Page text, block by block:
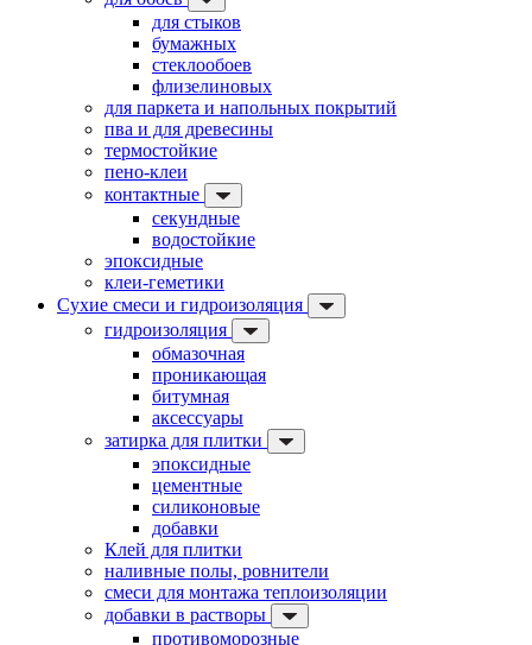
для стыков
бумажных
стеклообоев
флизелиновых
для паркета и напольных покрытий
пва и для древесины
термостойкие
пено-клеи
контактные
секундные
водостойкие
эпоксидные
клеи-геметики
Сухие смеси и гидроизоляция
гидроизоляция
обмазочная
проникающая
битумная
аксессуары
затирка для плитки
эпоксидные
цементные
силиконовые
добавки
Клей для плитки
наливные полы, ровнители
смеси для монтажа теплоизоляции
добавки в растворы
противоморозные